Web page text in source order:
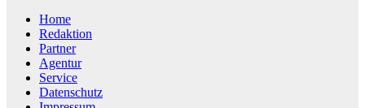
Home
Redaktion
Partner
Agentur
Service
Datenschutz